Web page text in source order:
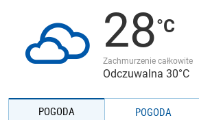
28
Zachmurzenie całkowite
Odczuwalna 30°C
POGODA
POGODA